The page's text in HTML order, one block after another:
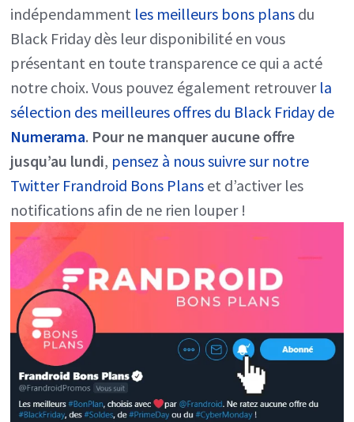
indépendamment les meilleurs bons plans du
Black Friday dès leur disponibilité en vous
présentant en toute transparence ce qui a acté
notre choix. Vous pouvez également retrouver la
sélection des meilleures offres du Black Friday de
Numerama. Pour ne manquer aucune offre
jusqu’au lundi, pensez à nous suivre sur notre
Twitter Frandroid Bons Plans et d’activer les
notifications afin de ne rien louper !